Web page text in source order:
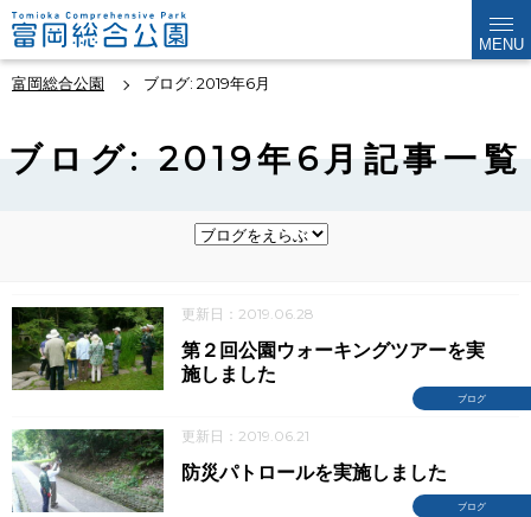
MENU
富岡総合公園 ブログ: 2019年6月
ブログ: 2019年6月記事一覧
更新日：2019.06.28
ブログ
第２回公園ウォーキングツアーを実
施しました
更新日：2019.06.21
ブログ
防災パトロールを実施しました